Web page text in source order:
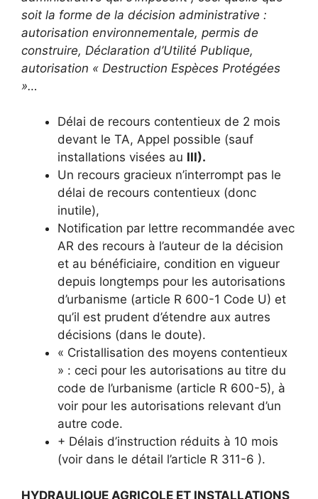
soit la forme de la décision administrative :
autorisation environnementale, permis de
construire, Déclaration d’Utilité Publique,
autorisation « Destruction Espèces Protégées
»…
Délai de recours contentieux de 2 mois
devant le TA, Appel possible (sauf
installations visées au III).
Un recours gracieux n’interrompt pas le
délai de recours contentieux (donc
inutile),
Notification par lettre recommandée avec
AR des recours à l’auteur de la décision
et au bénéficiaire, condition en vigueur
depuis longtemps pour les autorisations
d’urbanisme (article R 600-1 Code U) et
qu’il est prudent d’étendre aux autres
décisions (dans le doute).
« Cristallisation des moyens contentieux
» : ceci pour les autorisations au titre du
code de l’urbanisme (article R 600-5), à
voir pour les autorisations relevant d’un
autre code.
+ Délais d’instruction réduits à 10 mois
(voir dans le détail l’article R 311-6 ).
HYDRAULIQUE AGRICOLE ET INSTALLATIONS